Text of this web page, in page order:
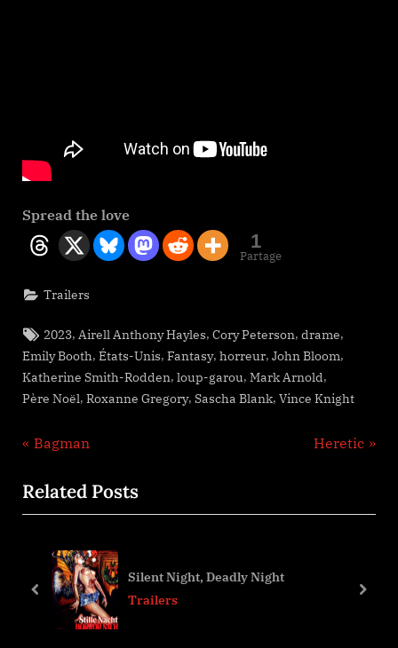
Spread the love
1
Partage
Trailers
Tags:
2023, Airell Anthony Hayles,Cory Peterson,drame,
Emily Booth, États-Unis, Fantasy, horreur, John Bloom,
Katherine Smith-Rodden, loup-garou, Mark Arnold,
Père Noël, Roxanne Gregory, Sascha Blank, Vince Knight
Navigation
de
l’article
P
e
v
u
Bagman
N
t
Heretic
Related Posts
Silent Night, Deadly Night
Trailers
prev next